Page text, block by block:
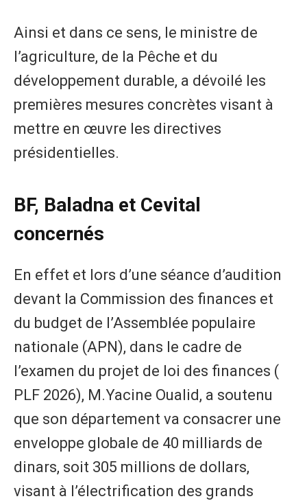
Ainsi et dans ce sens, le ministre de
l’agriculture, de la Pêche et du
développement durable, a dévoilé les
premières mesures concrètes visant à
mettre en œuvre les directives
présidentielles.
BF, Baladna et Cevital
concernés
En effet et lors d’une séance d’audition
devant la Commission des finances et
du budget de l’Assemblée populaire
nationale (APN), dans le cadre de
l’examen du projet de loi des finances (
PLF 2026), M.Yacine Oualid, a soutenu
que son département va consacrer une
enveloppe globale de 40 milliards de
dinars, soit 305 millions de dollars,
visant à l’électrification des grands